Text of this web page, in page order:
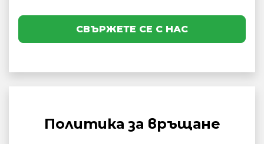
СВЪРЖЕТЕ СЕ С НАС
Политика за връщане